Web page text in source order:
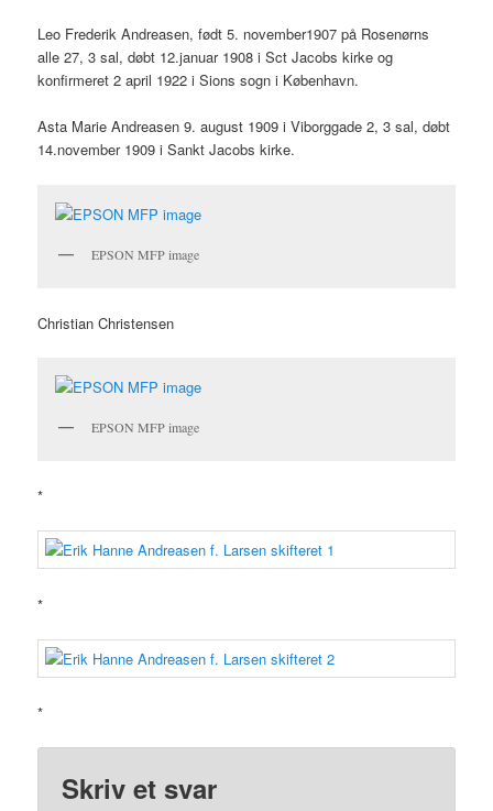
Leo Frederik Andreasen, født 5. november1907 på Rosenørns
alle 27, 3 sal, døbt 12.januar 1908 i Sct Jacobs kirke og
konfirmeret 2 april 1922 i Sions sogn i København.
Asta Marie Andreasen 9. august 1909 i Viborggade 2, 3 sal, døbt
14.november 1909 i Sankt Jacobs kirke.
EPSON MFP image
Christian Christensen
EPSON MFP image
*
*
*
Skriv et svar